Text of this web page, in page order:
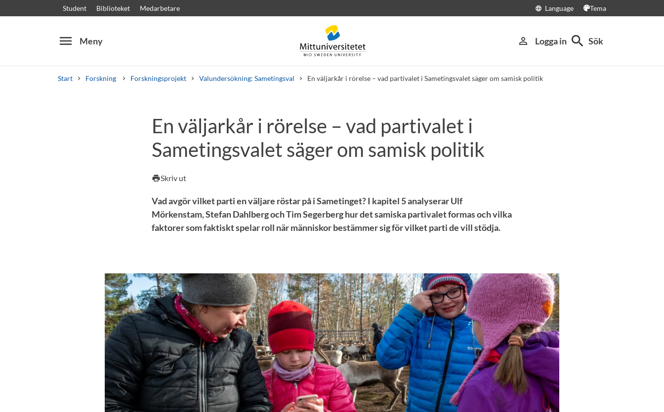
Student Biblioteket Medarbetare language Language Tema
menu Meny person_outline Logga in search Sök
Start Forskning Forskningsprojekt Valundersökning: Sametingsval En väljarkår i rörelse – vad partivalet i Sametingsvalet säger om samisk politik
Kursplaner VälkomstbrevPersonal Lediga jobb
En väljarkår i rörelse – vad partivalet i
Sametingsvalet säger om samisk politik
printSkriv ut
Vad avgör vilket parti en väljare röstar på i Sametinget? I kapitel 5 analyserar Ulf
Mörkenstam, Stefan Dahlberg och Tim Segerberg hur det samiska partivalet formas och vilka
faktorer som faktiskt spelar roll när människor bestämmer sig för vilket parti de vill stödja.